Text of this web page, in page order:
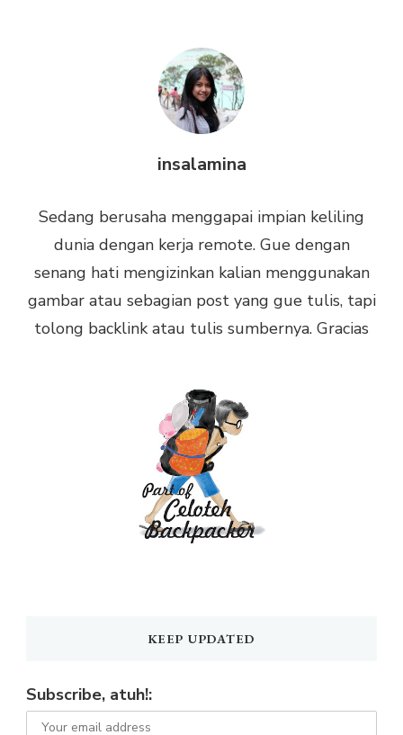
insalamina
Sedang berusaha menggapai impian keliling
dunia dengan kerja remote. Gue dengan
senang hati mengizinkan kalian menggunakan
gambar atau sebagian post yang gue tulis, tapi
tolong backlink atau tulis sumbernya. Gracias
KEEP UPDATED
Subscribe, atuh!: